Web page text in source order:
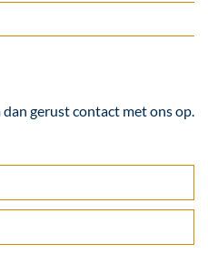
gerust contact met ons op.